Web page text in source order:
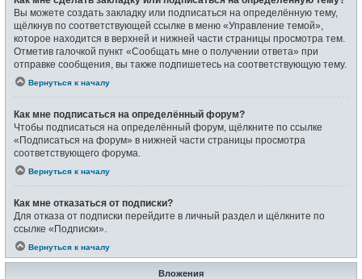
Вы можете создать закладку или подписаться на определённую тему,
щёлкнув по соответствующей ссылке в меню «Управление темой»,
которое находится в верхней и нижней части страницы просмотра тем.
Отметив галочкой пункт «Сообщать мне о получении ответа» при
отправке сообщения, вы также подпишетесь на соответствующую тему.
Вернуться к началу
Как мне подписаться на определённый форум?
Чтобы подписаться на определённый форум, щёлкните по ссылке
«Подписаться на форум» в нижней части страницы просмотра
соответствующего форума.
Вернуться к началу
Как мне отказаться от подписки?
Для отказа от подписки перейдите в личный раздел и щёлкните по
ссылке «Подписки».
Вернуться к началу
Вложения